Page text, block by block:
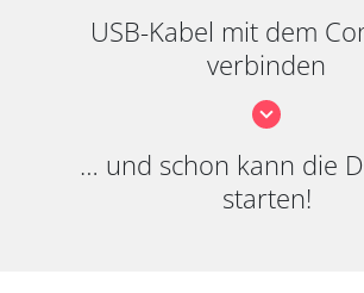
USB-Kabel mit dem
verbinden
… und schon kann die
starten!